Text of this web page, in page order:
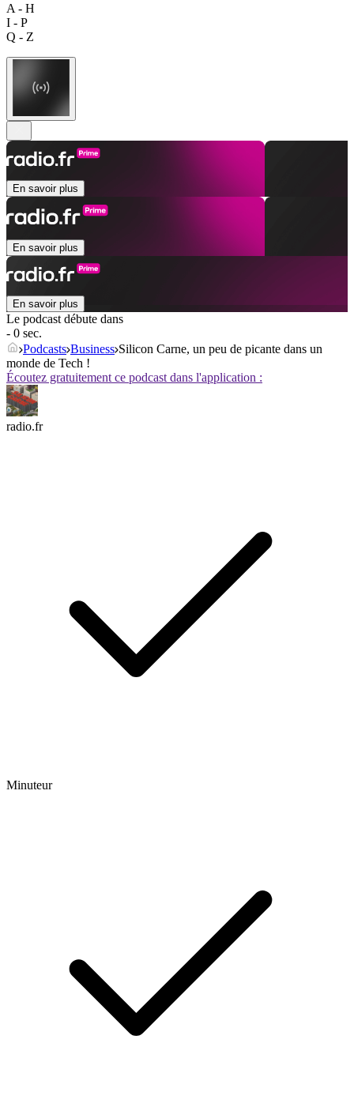
A - H
I - P
Q - Z
En savoir plus
En savoir plus
En savoir plus
Le podcast débute dans
- 0 sec.
Podcasts Business Silicon Carne, un peu de picante dans un
monde de Tech !
Écoutez gratuitement ce podcast dans l'application :
radio.fr
Minuteur